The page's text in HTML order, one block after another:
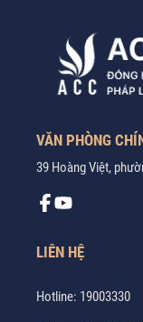
VĂN PHÒNG
39 Hoàng Việt,
LIÊN HỆ
Hotline: 19003330